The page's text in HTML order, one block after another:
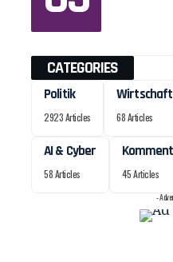
CATEGORIES
Politik
2923 Articles
Wirtschaft
68 Articles
AI & Cyber
58 Articles 45 Articles
-